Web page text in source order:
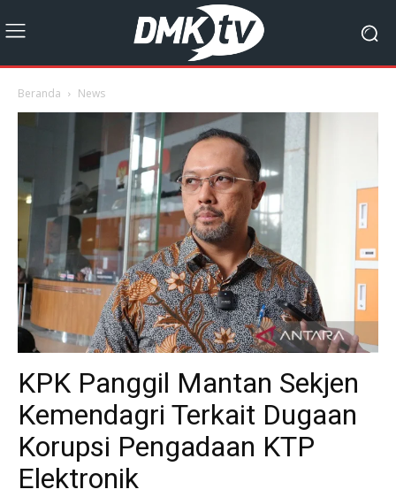
Beranda News
KPK Panggil Mantan Sekjen
Kemendagri Terkait Dugaan
Korupsi Pengadaan KTP
Elektronik